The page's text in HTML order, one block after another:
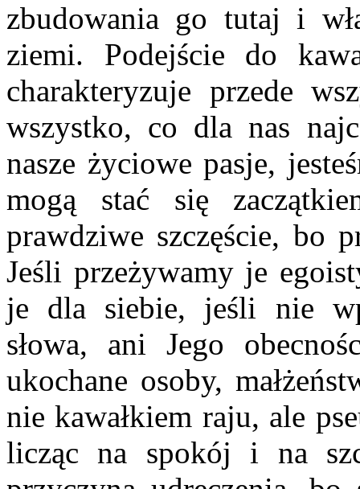
zbudowania go tutaj i
ziemi. Podejście do
charakteryzuje przede
wszystko, co dla nas
nasze życiowe pasje,
mogą stać się
prawdziwe szczęście, bo
Jeśli przeżywamy je
je dla siebie, jeśli nie
słowa, ani Jego
ukochane osoby,
nie kawałkiem raju, ale
licząc na spokój i na